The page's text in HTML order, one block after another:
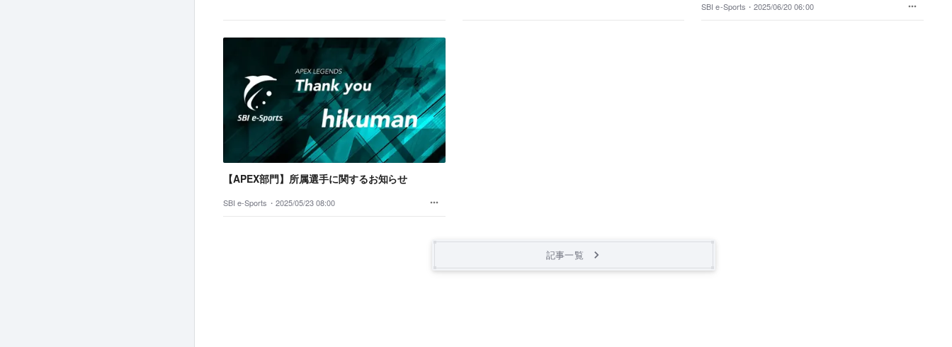
SBI e-Sports・ 2025/06/20 06:00
【APEX部門】所属選手に関するお知らせ
SBI e-Sports・ 2025/05/23 08:00
記事一覧